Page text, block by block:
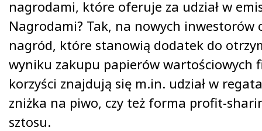
nagrodami, które oferuje za udział w
Nagrodami? Tak, na nowych inwestorów
nagród, które stanowią dodatek do
wyniku zakupu papierów wartościowych
korzyści znajdują się m.in. udział w
zniżka na piwo, czy też forma profit-
sztosu.